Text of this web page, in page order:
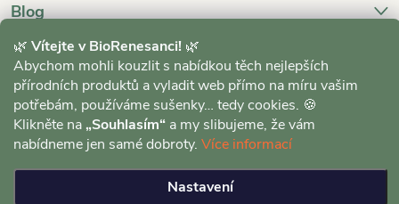
🌿 Vítejte v BioRenesanci! 🌿
Abychom mohli kouzlit s nabídkou těch nejlepších
přírodních produktů a vyladit web přímo na míru vašim
potřebám, používáme sušenky… tedy cookies. 🍪
Klikněte na „Souhlasím“ a my slibujeme, že vám
nabídneme jen samé dobroty. Více informací
Nastavení
Blog
Archiv
Copyright 2026BioRenesance.cz. Všechna práva vyhrazena.Upravit
nastavení cookies